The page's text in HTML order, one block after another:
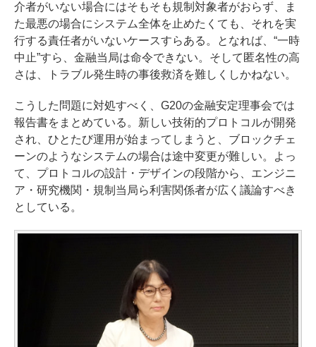
介者がいない場合にはそもそも規制対象者がおらず、ま
た最悪の場合にシステム全体を止めたくても、それを実
行する責任者がいないケースすらある。となれば、“一時
中止”すら、金融当局は命令できない。そして匿名性の高
さは、トラブル発生時の事後救済を難しくしかねない。
こうした問題に対処すべく、G20の金融安定理事会では
報告書をまとめている。新しい技術的プロトコルが開発
され、ひとたび運用が始まってしまうと、ブロックチェ
ーンのようなシステムの場合は途中変更が難しい。よっ
て、プロトコルの設計・デザインの段階から、エンジニ
ア・研究機関・規制当局ら利害関係者が広く議論すべき
としている。